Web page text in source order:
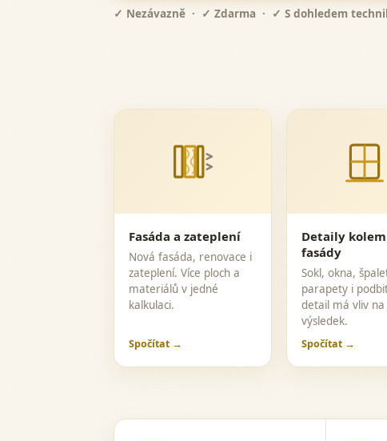
✓ Nezávazně · ✓ Zdarma · ✓ S dohledem
Fasáda a zateplení
Nová fasáda, renovace i
zateplení. Více ploch a
materiálů v jedné
kalkulaci.
Spočítat →
Detaily kolem
fasády
Sokl, okna,
parapety i
detail má vliv na
výsledek.
Spočítat →